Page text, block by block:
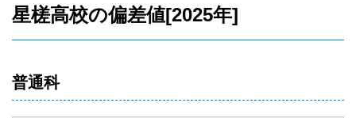
星槎高校の偏差値[2025年]
普通科